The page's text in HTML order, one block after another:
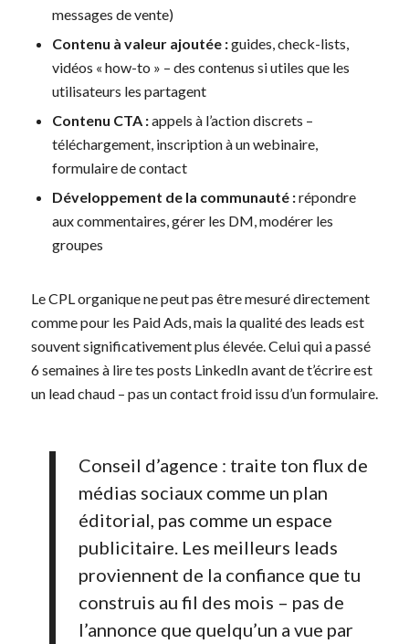
messages de vente)
Contenu à valeur ajoutée :guides, check-lists,
vidéos « how-to » – des contenus si utiles que les
utilisateurs les partagent
Contenu CTA :appels à l’action discrets –
téléchargement, inscription à un webinaire,
formulaire de contact
Développement de la communauté :répondre
aux commentaires, gérer les DM, modérer les
groupes
Le CPL organique ne peut pas être mesuré directement
comme pour les Paid Ads, mais la qualité des leads est
souvent significativement plus élevée. Celui qui a passé
6 semaines à lire tes posts LinkedIn avant de t’écrire est
un lead chaud – pas un contact froid issu d’un formulaire.
Conseil d’agence : traite ton flux de
médias sociaux comme un plan
éditorial, pas comme un espace
publicitaire. Les meilleurs leads
proviennent de la confiance que tu
construis au fil des mois – pas de
l’annonce que quelqu’un a vue par